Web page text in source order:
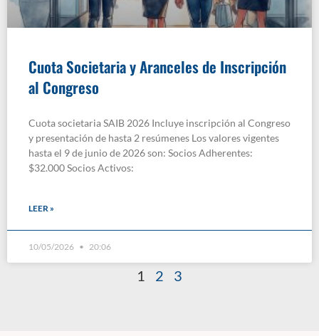
Cuota Societaria y Aranceles de Inscripción
al Congreso
Cuota societaria SAIB 2026 Incluye inscripción al Congreso
y presentación de hasta 2 resúmenes Los valores vigentes
hasta el 9 de junio de 2026 son: Socios Adherentes:
$32.000 Socios Activos:
LEER »
10/05/2026 20:06
1 2 3